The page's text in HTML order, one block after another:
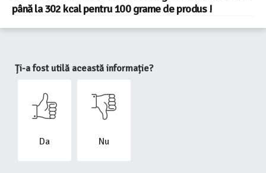
până la 302 kcal pentru 100 grame de produs !
Ți-a fost utilă această informație?
Da Nu